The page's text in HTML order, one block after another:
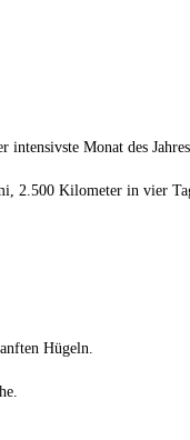
Monat des
2.500 Kilometer in vier
Hügeln.